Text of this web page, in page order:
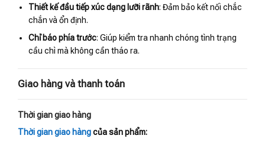
Thiết kế đầu tiếp xúc dạng lưỡi rãnh: Đảm bảo kết nối chắc
chắn và ổn định.
Chỉ báo phía trước: Giúp kiểm tra nhanh chóng tình trạng
cầu chì mà không cần tháo ra.
Giao hàng và thanh toán
Thời gian giao hàng
Thời gian giao hàngcủa sản phẩm: